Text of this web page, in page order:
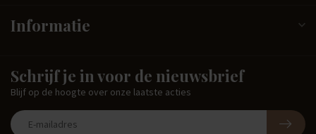
Informatie
Schrijf je in voor de nieuwsbrief
Blijf op de hoogte over onze laatste acties